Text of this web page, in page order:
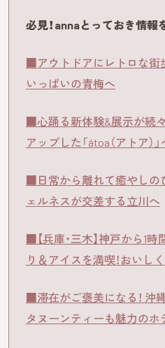
必見！annaとっておき情報
■アウトドアにレトロな街
いっぱいの青梅へ
■心踊る新体験&展示が続
アップした「átoa（アトア）」
■日常から離れて癒やしの
ェルネスが交差する立川へ
■【兵庫・三木】神戸から1
り＆アイスを満喫！おいし
■滞在がご褒美になる！ 沖
タヌーンティーも魅力のホ